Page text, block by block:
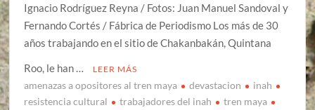
Ignacio Rodríguez Reyna / Fotos: Juan Manuel Sandoval y
Fernando Cortés / Fábrica de Periodismo Los más de 30
años trabajando en el sitio de Chakanbakán, Quintana
Roo, le han …
LEER MÁS
amenazas a opositores al tren maya devastacion
inah
resistencia cultural
trabajadores del inah
tren maya